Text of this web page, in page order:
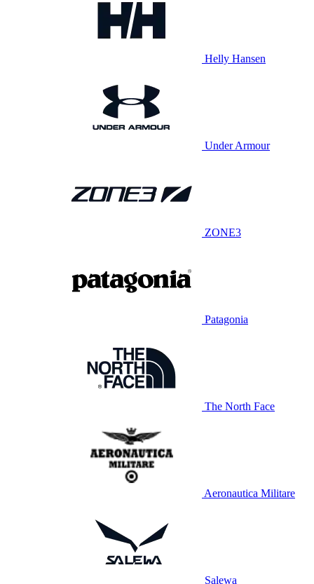
Helly Hansen
Under Armour
ZONE3
Patagonia
The North Face
Aeronautica Militare
Salewa